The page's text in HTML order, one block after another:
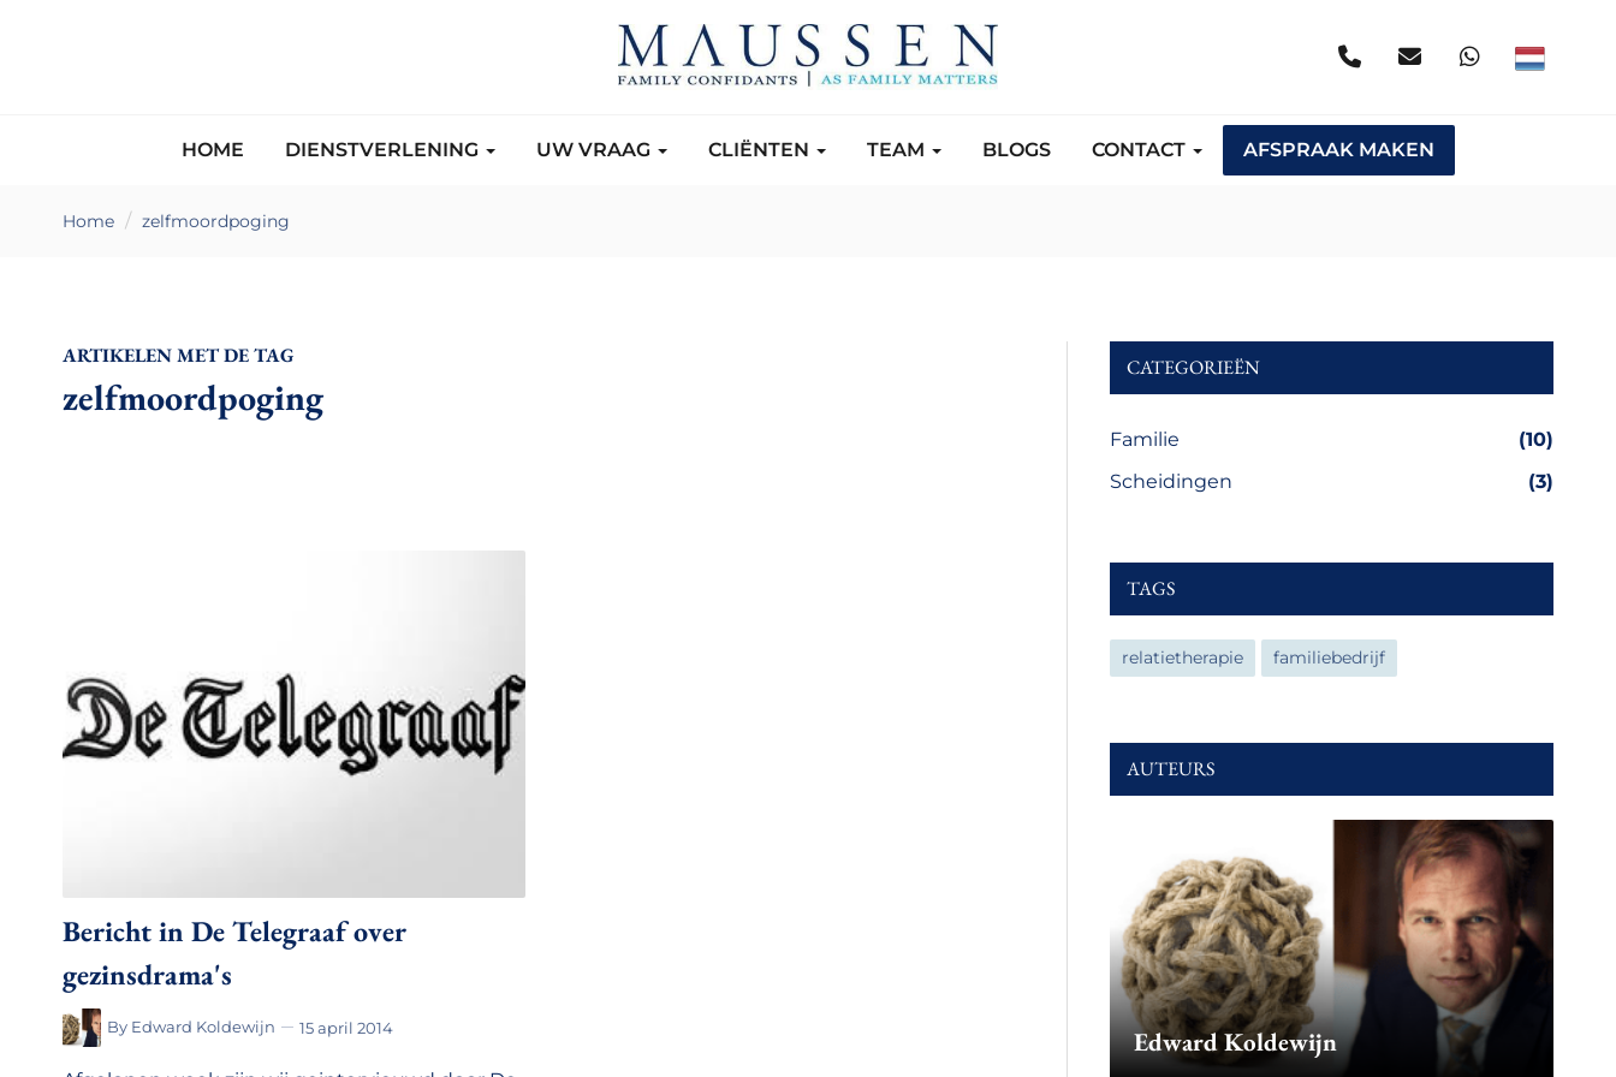
HOME DIENSTVERLENING UW VRAAG CLIËNTEN TEAM BLOGS CONTACT AFSPRAAK MAKEN
Home zelfmoordpoging
ARTIKELEN MET DE TAG
zelfmoordpoging
Bericht in De Telegraaf over
gezinsdrama's
By Edward Koldewijn 15 april 2014
CATEGORIEËN
Familie
(10)
Scheidingen
(3)
TAGS
relatietherapie familiebedrijf
AUTEURS
Edward Koldewijn